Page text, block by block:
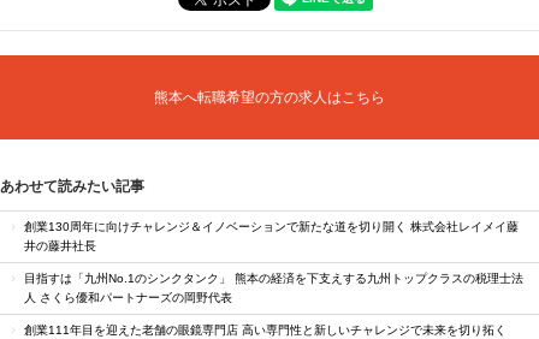
熊本へ転職希望の方の求人はこちら
あわせて読みたい記事
創業130周年に向けチャレンジ＆イノベーションで新たな道を切り開く 株式会社レイメイ藤
井の藤井社長
目指すは「九州No.1のシンクタンク」 熊本の経済を下支えする九州トップクラスの税理士法
人 さくら優和パートナーズの岡野代表
創業111年目を迎えた老舗の眼鏡専門店 高い専門性と新しいチャレンジで未来を切り拓く